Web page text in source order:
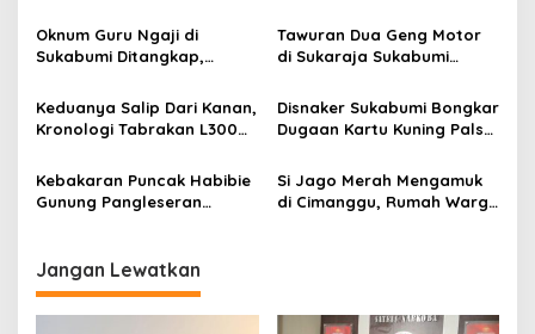
o
Sukabumi
Kampung Adat Cipta Mulya
Sukabumi
Oknum Guru Ngaji di
Sukabumi Ditangkap,
2021
Tawuran Dua Geng Motor
di Sukaraja Sukabumi
Pulang Kerja Dibacok OTK
Keduanya Salip Dari Kanan,
Kronologi Tabrakan L300
Tewaskan 1 Orang
Disnaker Sukabumi Bongkar
Dugaan Kartu Kuning Palsu,
Percaya Calo,
Pengurusannya Gratis!
Kebakaran Puncak Habibie
Gunung Pangleseran
Si Jago Merah Mengamuk
di Cimanggu, Rumah Warga
Jangan Lewatkan